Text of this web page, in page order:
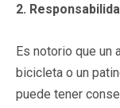
2.
Es notorio que un
bicicleta o un
puede tener